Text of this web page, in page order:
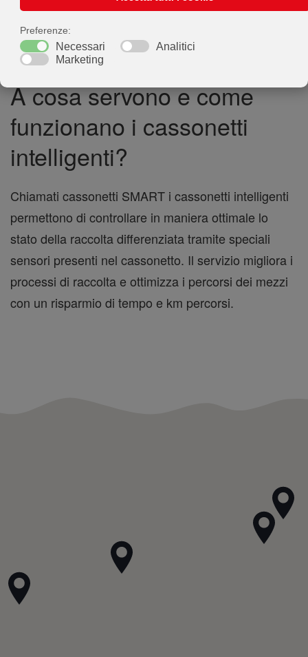
A cosa servono e come
funzionano i cassonetti
intelligenti?
Chiamati cassonetti SMART i cassonetti intelligenti
permettono di controllare in maniera ottimale lo
stato della raccolta differenziata tramite speciali
sensori presenti nel cassonetto. Il servizio migliora i
processi di raccolta e ottimizza i percorsi dei mezzi
con un risparmio di tempo e km percorsi.